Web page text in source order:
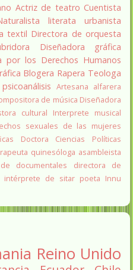
Actriz de teatro Cuentista
literata
urbanista
textil Directora de orquesta
Diseñadora gráfica
por los Derechos Humanos
Blogera Rapera Teologa
psicoanálisis Artesana alfarera
de música Diseñadora
cultural
Interprete musical
sexuales de las mujeres
Doctora Ciencias Políticas
quinesóloga asambleista
documentales
directora de
intérprete de sitar poeta Innu
Reino Unido